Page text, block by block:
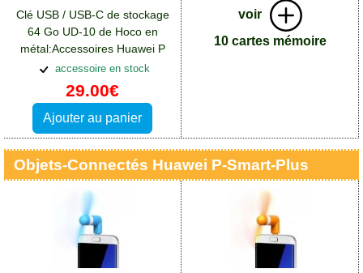
Clé USB / USB-C de stockage
64 Go UD-10 de Hoco en
métal:Accessoires Huawei P
Smart Plus
accessoire en stock
29.00€
Ajouter au panier
voir
10 cartes mémoire
Objets-Connectés Huawei P-Smart-Plus